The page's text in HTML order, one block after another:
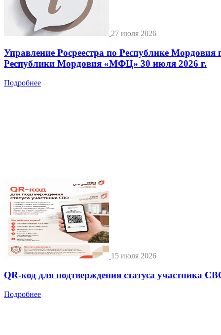
27 июля 2026
Управление Росреестра по Республике
Республики Мордовия «МФЦ» 30 июля 2026 г.
Подробнее
15 июля 2026
QR-код для подтверждения статуса участника
Подробнее